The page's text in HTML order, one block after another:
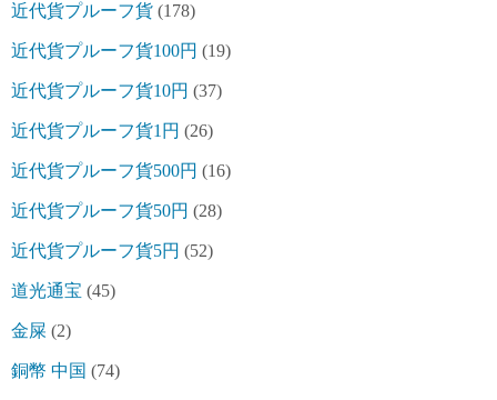
近代貨プルーフ貨 (178)
近代貨プルーフ貨100円 (19)
近代貨プルーフ貨10円 (37)
近代貨プルーフ貨1円 (26)
近代貨プルーフ貨500円 (16)
近代貨プルーフ貨50円 (28)
近代貨プルーフ貨5円 (52)
道光通宝 (45)
金屎 (2)
銅幣 中国 (74)